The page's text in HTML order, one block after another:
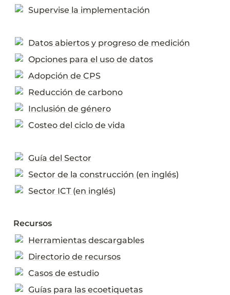
Supervise la implementación
Datos abiertos y progreso de medición
Opciones para el uso de datos
Adopción de CPS
Reducción de carbono
Inclusión de género
Costeo del ciclo de vida
Guía del Sector
Sector de la construcción (en inglés)
Sector ICT (en inglés)
Recursos
Herramientas descargables
Directorio de recursos
Casos de estudio
Guías para las ecoetiquetas